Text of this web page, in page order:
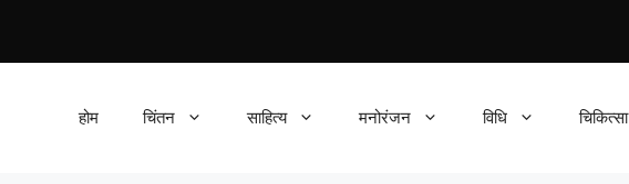
होम चिंतन साहित्य मनोरंजन विधि चिकित्सा